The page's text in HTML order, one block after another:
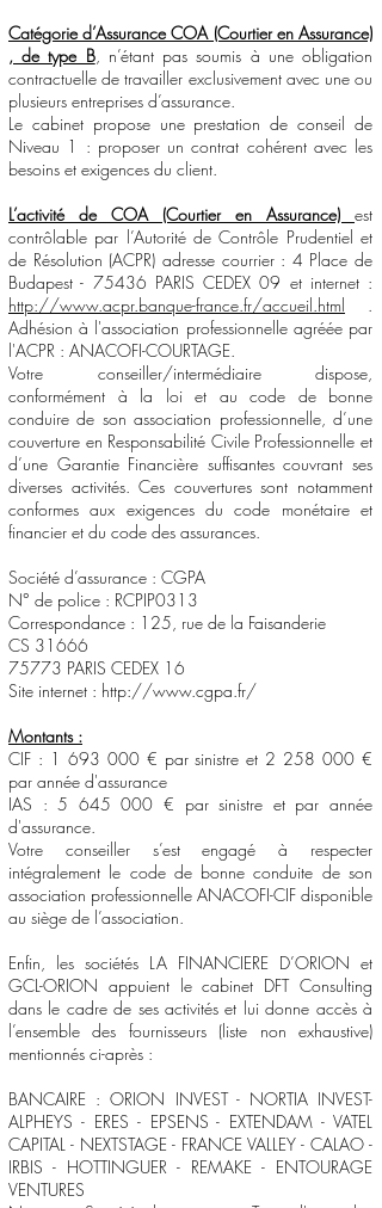
Catégorie d’Assurance COA (Courtier en Assurance)
, de type B, n’étant pas soumis à une obligation
contractuelle de travailler exclusivement avec une ou
plusieurs entreprises d’assurance.
Le cabinet propose une prestation de conseil de
Niveau 1 : proposer un contrat cohérent avec les
besoins et exigences du client.
L’activité de COA (Courtier en Assurance) est
contrôlable par l’Autorité de Contrôle Prudentiel et
de Résolution (ACPR) adresse courrier : 4 Place de
Budapest - 75436 PARIS CEDEX 09 et internet :
http://www.acpr.banque-france.fr/accueil.html .
Adhésion à l'association professionnelle agréée par
l'ACPR : ANACOFI-COURTAGE.
Votre conseiller/intermédiaire dispose,
conformément à la loi et au code de bonne
conduire de son association professionnelle, d’une
couverture en Responsabilité Civile Professionnelle et
d’une Garantie Financière suffisantes couvrant ses
diverses activités. Ces couvertures sont notamment
conformes aux exigences du code monétaire et
financier et du code des assurances.
Société d’assurance : CGPA
N° de police : RCPIP0313
Correspondance : 125, rue de la Faisanderie
CS 31666
75773 PARIS CEDEX 16
Site internet : http://www.cgpa.fr/
Montants :
CIF : 1 693 000€ par sinistre et 2 258 000 €
par année d'assurance
IAS :5 645 000 € par sinistre et par année
d'assurance.
Votre conseiller s’est engagé à respecter
intégralement le code de bonne conduite de son
association professionnelle ANACOFI-CIF disponible
au siège de l’association.
Enfin, les sociétés LA FINANCIERE D’ORION et
GCL-ORION appuient le cabinet DFT Consulting
dans le cadre de ses activités et lui donne accès à
l’ensemble des fournisseurs (liste non exhaustive)
mentionnés ci-après :
BANCAIRE : ORION INVEST - NORTIA INVEST-
ALPHEYS - ERES - EPSENS - EXTENDAM - VATEL
CAPITAL - NEXTSTAGE - FRANCE VALLEY - CALAO -
IRBIS - HOTTINGUER - REMAKE - ENTOURAGE
VENTURES